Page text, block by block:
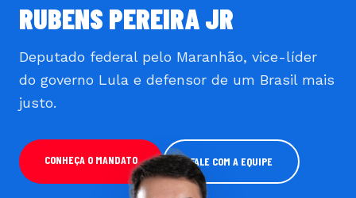
RUBENS PEREIRA JR
Deputado federal pelo Maranhão, vice-líder
do governo Lula e defensor de um Brasil mais
justo.
CONHEÇA O MANDATO FALE COM A EQUIPE